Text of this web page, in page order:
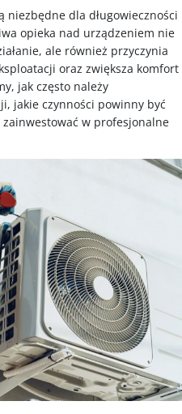
niezbędne dla długowieczności
opieka nad urządzeniem nie
ale również przyczynia
oraz zwiększa komfort
jak często należy
jakie czynności powinny być
w profesjonalne